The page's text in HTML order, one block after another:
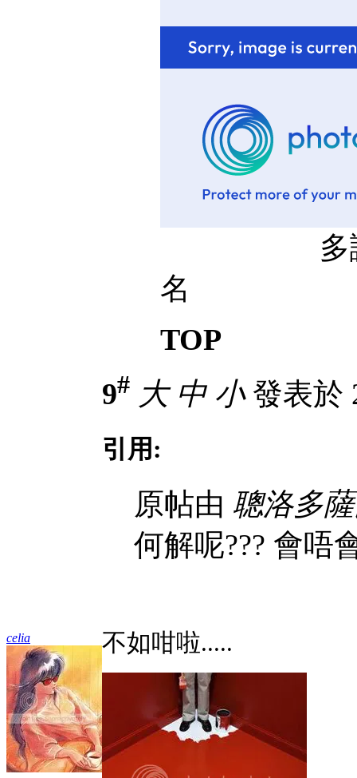
多謝
名
TOP
celia
9# 大 中 小發表於
引用:
原帖由 聰洛多
何解呢??? 會唔
不如咁啦.....